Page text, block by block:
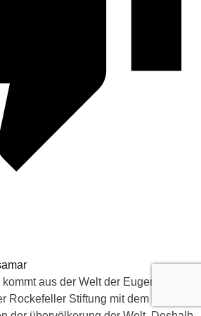
aus der Welt der Eugeniker,
Rockefeller Stiftung mit dem Club of